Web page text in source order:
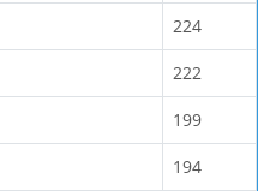
224
222
199
194